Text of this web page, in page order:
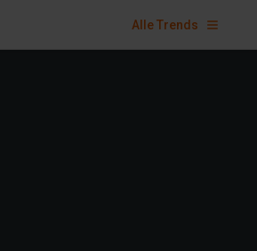
Alle Trends